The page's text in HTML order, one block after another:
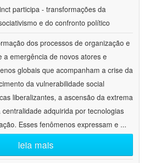
inct participa - transformações da
e do confronto político
dos processos de organização e
a emergência de novos atores e
globais que acompanham a crise da
da vulnerabilidade social
liberalizantes, a ascensão da extrema
adquirida por tecnologias
Esses fenômenos expressam e ...
leia mais